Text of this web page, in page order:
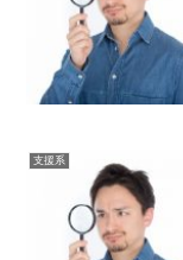
支援系